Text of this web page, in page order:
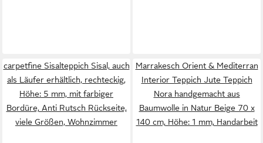
carpetfine Sisalteppich Sisal, auch
als Läufer erhältlich, rechteckig,
Höhe: 5 mm, mit farbiger
Bordüre, Anti Rutsch Rückseite,
viele Größen, Wohnzimmer
Marrakesch Orient & Mediterran
Interior Teppich Jute Teppich
Nora handgemacht aus
Baumwolle in Natur Beige 70 x
140 cm, Höhe: 1 mm, Handarbeit